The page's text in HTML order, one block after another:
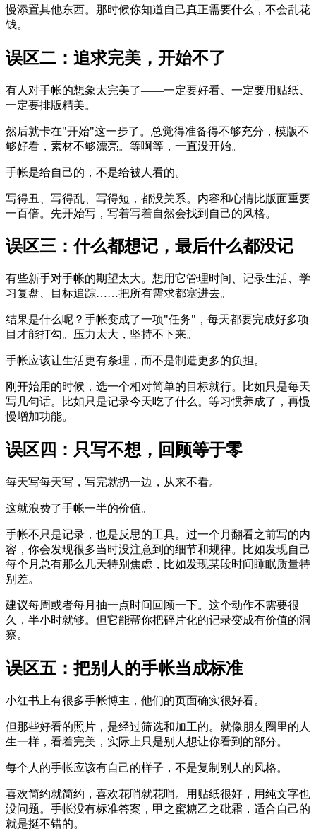
慢添置其他东西。那时候你知道自己真正需要什么，不会乱花
钱。
误区二：追求完美，开始不了
有人对手帐的想象太完美了——一定要好看、一定要用贴纸、
一定要排版精美。
然后就卡在"开始"这一步了。总觉得准备得不够充分，模版不
够好看，素材不够漂亮。等啊等，一直没开始。
手帐是给自己的，不是给被人看的。
写得丑、写得乱、写得短，都没关系。内容和心情比版面重要
一百倍。先开始写，写着写着自然会找到自己的风格。
误区三：什么都想记，最后什么都没记
有些新手对手帐的期望太大。想用它管理时间、记录生活、学
习复盘、目标追踪……把所有需求都塞进去。
结果是什么呢？手帐变成了一项"任务"，每天都要完成好多项
目才能打勾。压力太大，坚持不下来。
手帐应该让生活更有条理，而不是制造更多的负担。
刚开始用的时候，选一个相对简单的目标就行。比如只是每天
写几句话。比如只是记录今天吃了什么。等习惯养成了，再慢
慢增加功能。
误区四：只写不想，回顾等于零
每天写每天写，写完就扔一边，从来不看。
这就浪费了手帐一半的价值。
手帐不只是记录，也是反思的工具。过一个月翻看之前写的内
容，你会发现很多当时没注意到的细节和规律。比如发现自己
每个月总有那么几天特别焦虑，比如发现某段时间睡眠质量特
别差。
建议每周或者每月抽一点时间回顾一下。这个动作不需要很
久，半小时就够。但它能帮你把碎片化的记录变成有价值的洞
察。
误区五：把别人的手帐当成标准
小红书上有很多手帐博主，他们的页面确实很好看。
但那些好看的照片，是经过筛选和加工的。就像朋友圈里的人
生一样，看着完美，实际上只是别人想让你看到的部分。
每个人的手帐应该有自己的样子，不是复制别人的风格。
喜欢简约就简约，喜欢花哨就花哨。用贴纸很好，用纯文字也
没问题。手帐没有标准答案，甲之蜜糖乙之砒霜，适合自己的
就是挺不错的。